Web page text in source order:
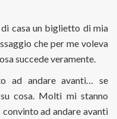
casa un biglietto di mia
che per me voleva
succede veramente.
ad andare avanti… se
cosa. Molti mi stanno
ad andare avanti